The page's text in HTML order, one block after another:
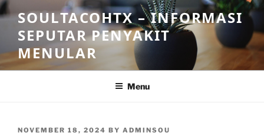
Skip
to
content
SOULTACOHTX – INFORMASI
SEPUTAR PENYAKIT
MENULAR
Menu
POSTED
NOVEMBER 18, 2024 BY ADMINSOU